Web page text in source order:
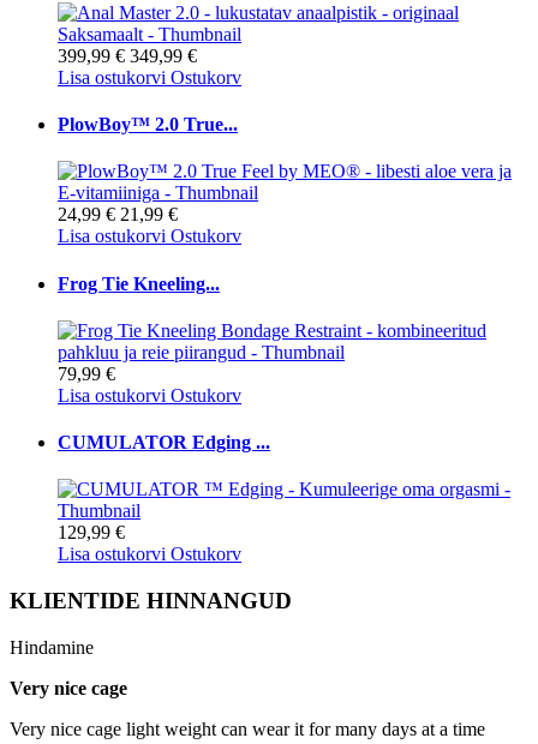
399,99 € 349,99 €
Lisa ostukorvi Ostukorv
PlowBoy™ 2.0 True...
24,99 € 21,99 €
Lisa ostukorvi Ostukorv
Frog Tie Kneeling...
79,99 €
Lisa ostukorvi Ostukorv
CUMULATOR Edging ...
129,99 €
Lisa ostukorvi Ostukorv
KLIENTIDE HINNANGUD
Hindamine
Very nice cage
Very nice cage light weight can wear it for many days at a time